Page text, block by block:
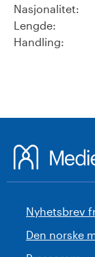
Nasjonalitet:
Lengde:
Handling:
Nyhetsbrev
Den norske